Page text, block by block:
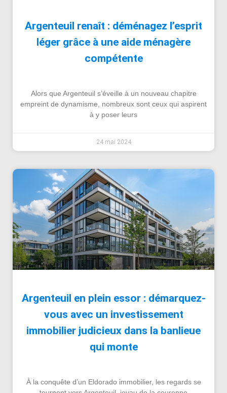
Argenteuil renaît : déménagez l’esprit
léger grâce à une aide ménagère
compétente
Alors que Argenteuil s’éveille à un nouveau chapitre
empreint de dynamisme, nombreux sont ceux qui aspirent
à y poser leurs
24 mai 2024
Argenteuil en plein essor : démarquez-
vous avec un investissement
immobilier judicieux dans la banlieue
qui monte
À la conquête d’un Eldorado immobilier, les regards se